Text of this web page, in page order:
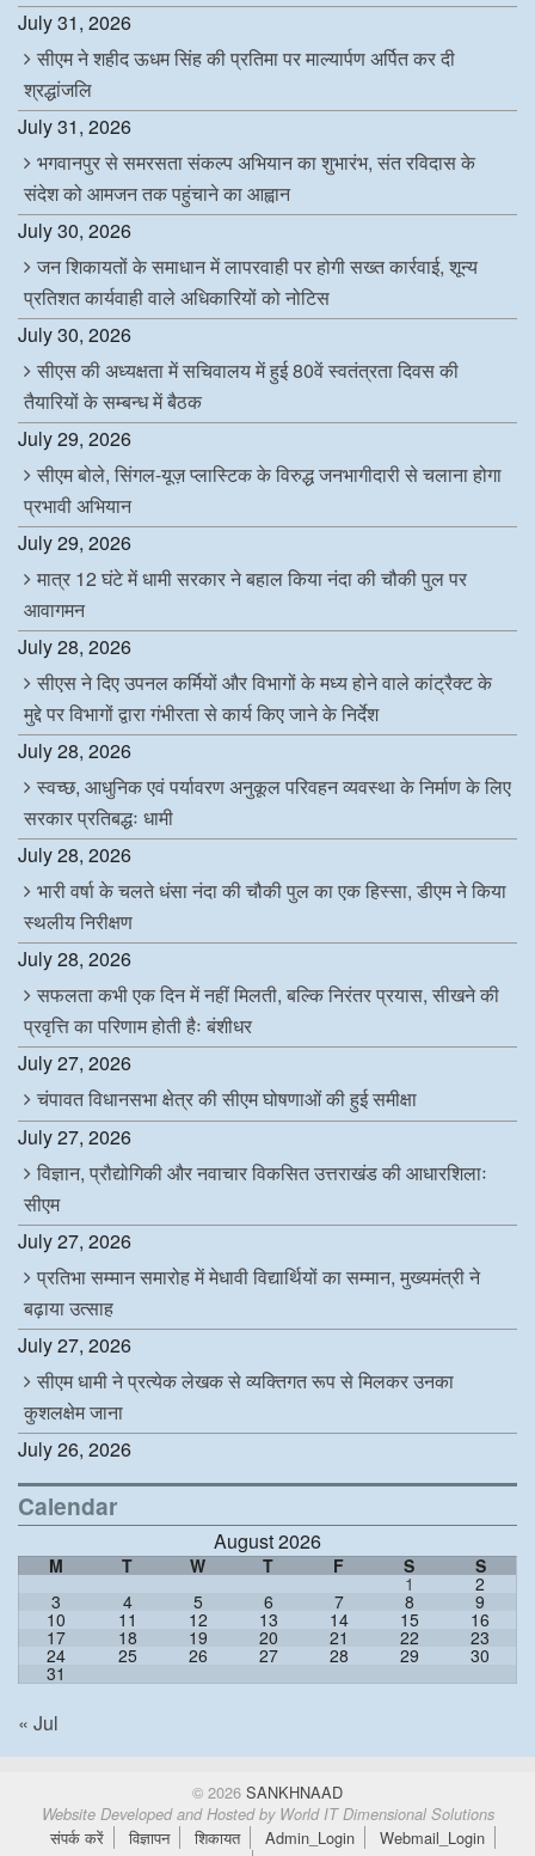
July 31, 2026
सीएम ने शहीद ऊधम सिंह की प्रतिमा पर माल्यार्पण अर्पित कर दी
श्रद्धांजलि
July 31, 2026
भगवानपुर से समरसता संकल्प अभियान का शुभारंभ, संत रविदास के
संदेश को आमजन तक पहुंचाने का आह्वान
July 30, 2026
जन शिकायतों के समाधान में लापरवाही पर होगी सख्त कार्रवाई, शून्य
प्रतिशत कार्यवाही वाले अधिकारियों को नोटिस
July 30, 2026
सीएस की अध्यक्षता में सचिवालय में हुई 80वें स्वतंत्रता दिवस की
तैयारियों के सम्बन्ध में बैठक
July 29, 2026
सीएम बोले, सिंगल-यूज़ प्लास्टिक के विरुद्ध जनभागीदारी से चलाना होगा
प्रभावी अभियान
July 29, 2026
मात्र 12 घंटे में धामी सरकार ने बहाल किया नंदा की चौकी पुल पर
आवागमन
July 28, 2026
सीएस ने दिए उपनल कर्मियों और विभागों के मध्य होने वाले कांट्रैक्ट के
मुद्दे पर विभागों द्वारा गंभीरता से कार्य किए जाने के निर्देश
July 28, 2026
स्वच्छ, आधुनिक एवं पर्यावरण अनुकूल परिवहन व्यवस्था के निर्माण के लिए
सरकार प्रतिबद्धः धामी
July 28, 2026
भारी वर्षा के चलते धंसा नंदा की चौकी पुल का एक हिस्सा, डीएम ने किया
स्थलीय निरीक्षण
July 28, 2026
सफलता कभी एक दिन में नहीं मिलती, बल्कि निरंतर प्रयास, सीखने की
प्रवृत्ति का परिणाम होती हैः बंशीधर
July 27, 2026
चंपावत विधानसभा क्षेत्र की सीएम घोषणाओं की हुई समीक्षा
July 27, 2026
विज्ञान, प्रौद्योगिकी और नवाचार विकसित उत्तराखंड की आधारशिलाः
सीएम
July 27, 2026
प्रतिभा सम्मान समारोह में मेधावी विद्यार्थियों का सम्मान, मुख्यमंत्री ने
बढ़ाया उत्साह
July 27, 2026
सीएम धामी ने प्रत्येक लेखक से व्यक्तिगत रूप से मिलकर उनका
कुशलक्षेम जाना
July 26, 2026
Calendar
August 2026
M T W T F S S
1 2
3 4 5 6 7 8 9
10 11 12 13 14 15 16
17 18 19 20 21 22 23
24 25 26 27 28 29 30
31
« Jul
© 2026 SANKHNAAD
Website Developed and Hosted by World IT Dimensional Solutions
संपर्क करें विज्ञापन शिकायत Admin_Login
Webmail_Login